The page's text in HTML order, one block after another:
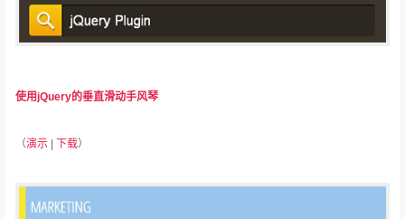
使用jQuery的垂直滑动手风琴
（演示 |下载）